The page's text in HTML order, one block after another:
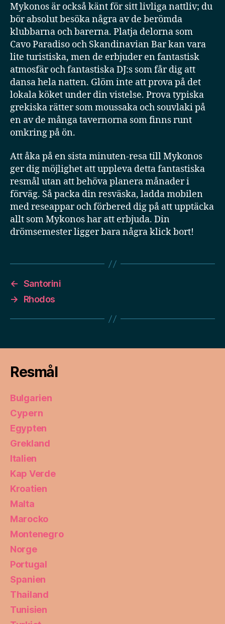
Mykonos är också känt för sitt livliga nattliv; du
bör absolut besöka några av de berömda
klubbarna och barerna. Platja delorna som
Cavo Paradiso och Skandinavian Bar kan vara
lite turistiska, men de erbjuder en fantastisk
atmosfär och fantastiska DJ:s som får dig att
dansa hela natten. Glöm inte att prova på det
lokala köket under din vistelse. Prova typiska
grekiska rätter som moussaka och souvlaki på
en av de många tavernorna som finns runt
omkring på ön.
Att åka på en sista minuten-resa till Mykonos
ger dig möjlighet att uppleva detta fantastiska
resmål utan att behöva planera månader i
förväg. Så packa din resväska, ladda mobilen
med reseappar och förbered dig på att upptäcka
allt som Mykonos har att erbjuda. Din
drömsemester ligger bara några klick bort!
← Santorini
→
Rhodos
Resmål
Bulgarien
Cypern
Egypten
Grekland
Italien
Kap Verde
Kroatien
Malta
Marocko
Montenegro
Norge
Portugal
Spanien
Thailand
Tunisien